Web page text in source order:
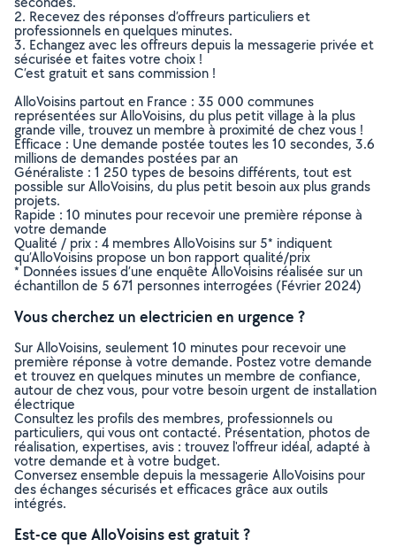
2. Recevez des réponses d’offreurs particuliers et
professionnels en quelques minutes.
3. Echangez avec les offreurs depuis la messagerie privée et
sécurisée et faites votre choix !
C’est gratuit et sans commission !
AlloVoisins partout en France : 35 000 communes
représentées sur AlloVoisins, du plus petit village à la plus
grande ville, trouvez un membre à proximité de chez vous !
Efficace : Une demande postée toutes les 10 secondes, 3.6
millions de demandes postées par an
Généraliste : 1 250 types de besoins différents, tout est
possible sur AlloVoisins, du plus petit besoin aux plus grands
projets.
Rapide : 10 minutes pour recevoir une première réponse à
votre demande
Qualité / prix : 4 membres AlloVoisins sur 5* indiquent
qu’AlloVoisins propose un bon rapport qualité/prix
* Données issues d’une enquête AlloVoisins réalisée sur un
échantillon de 5 671 personnes interrogées (Février 2024)
Vous cherchez un electricien en urgence ?
Sur AlloVoisins, seulement 10 minutes pour recevoir une
première réponse à votre demande. Postez votre demande
et trouvez en quelques minutes un membre de confiance,
autour de chez vous, pour votre besoin urgent de installation
électrique
Consultez les profils des membres, professionnels ou
particuliers, qui vous ont contacté. Présentation, photos de
réalisation, expertises, avis : trouvez l'offreur idéal, adapté à
votre demande et à votre budget.
Conversez ensemble depuis la messagerie AlloVoisins pour
des échanges sécurisés et efficaces grâce aux outils
intégrés.
Est-ce que AlloVoisins est gratuit ?